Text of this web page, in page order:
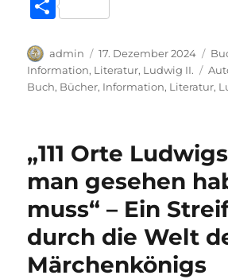
e
b
o
o
te
r
A
p
o
n
W
h
Li
st
r
a I
n
le
n
Autor
admin
Veröffentlicht
am
17. Dezember 2024
Information, Literatur, Ludwig II.
Buch, Bücher, Information, Literatur,
„111 Orte
man gesehen
muss“ – Ein
durch die Welt
Märchenkönigs